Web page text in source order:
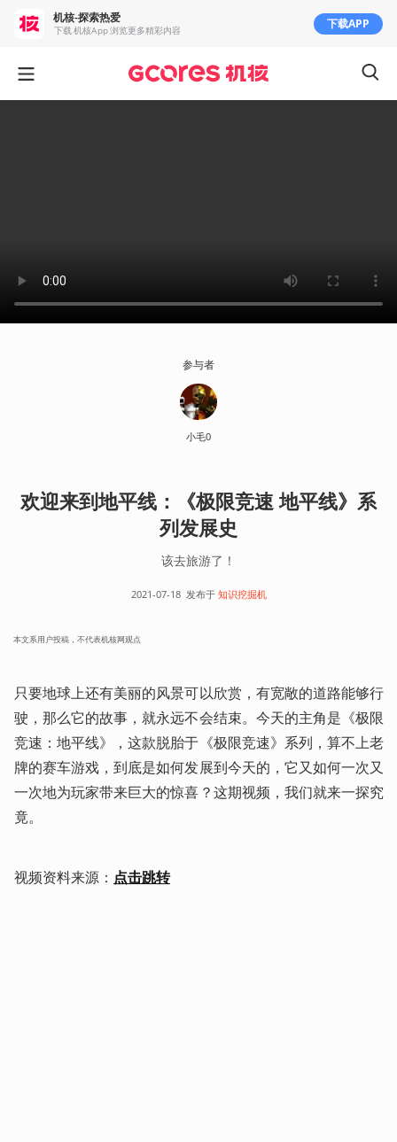
参与者
小毛0
欢迎来到地平线：《极限竞速 地平线》系
列发展史
该去旅游了！
2021-07-18 发布于 知识挖掘机
本文系用户投稿，不代表机核网观点
只要地球上还有美丽的风景可以欣赏，有宽敞的道路能够行
驶，那么它的故事，就永远不会结束。今天的主角是《极限
竞速：地平线》，这款脱胎于《极限竞速》系列，算不上老
牌的赛车游戏，到底是如何发展到今天的，它又如何一次又
一次地为玩家带来巨大的惊喜？这期视频，我们就来一探究
竟。
视频资料来源： 点击跳转
机核-探索热爱
下载 机核App 浏览更多精彩内容 下载APP